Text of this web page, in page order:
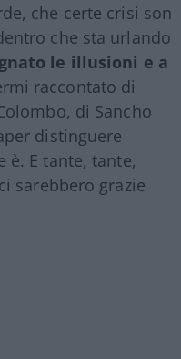
che certe crisi son
che sta urlando
le illusioni e a
raccontato di
di Sancho
distinguere
è. E tante, tante,
sarebbero grazie